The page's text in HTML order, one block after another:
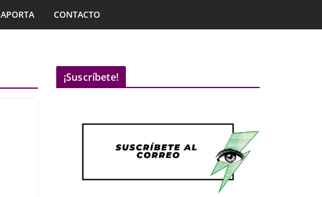
APORTA CONTACTO
¡Suscríbete!